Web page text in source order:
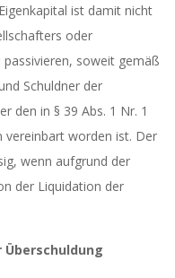
ist damit nicht
oder
soweit gemäß
Schuldner der
den in § 39 Abs. 1 Nr. 1
vereinbart worden ist. Der
wenn aufgrund der
der Liquidation der